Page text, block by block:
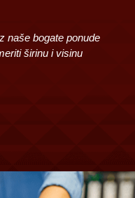
naše bogate ponude
širinu i visinu